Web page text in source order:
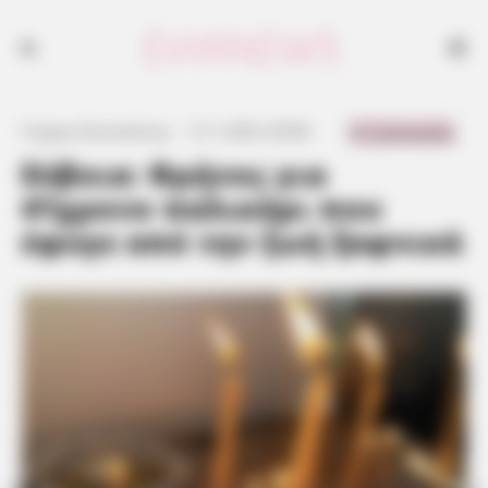
Εύβοια: Θρήνος για
41χρονο παλικάρι που
έφυγε από την ζωή ξαφνικά